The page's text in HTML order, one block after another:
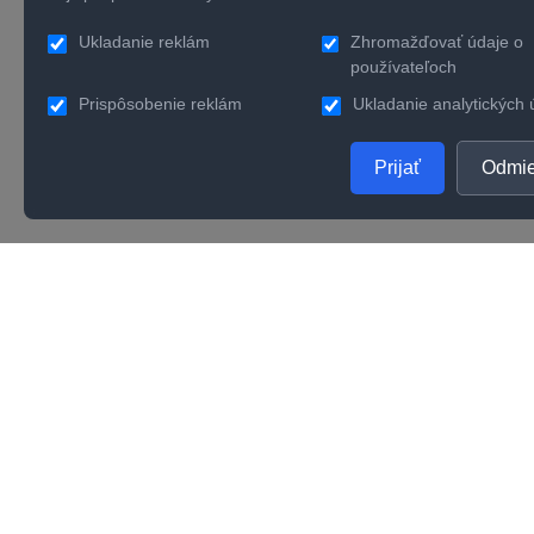
Ukladanie reklám
Zhromažďovať údaje o
používateľoch
Prispôsobenie reklám
Ukladanie analytických
Prijať